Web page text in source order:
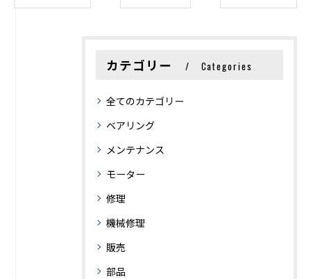
カテゴリー Categories
全てのカテゴリー
ベアリング
メンテナンス
モーター
修理
機械修理
販売
部品